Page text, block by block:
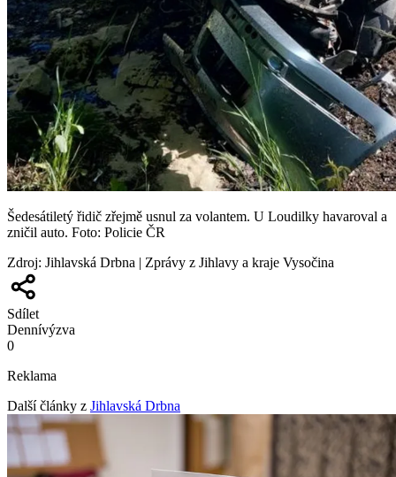
Šedesátiletý řidič zřejmě usnul za volantem. U Loudilky havaroval a
zničil auto. Foto: Policie ČR
Zdroj: Jihlavská Drbna | Zprávy z Jihlavy a kraje Vysočina
Sdílet
Dennívýzva
0
Reklama
Další články z Jihlavská Drbna